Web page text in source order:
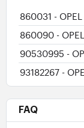
860031 - OPEL
860090 - OPEL
90530995 -
93182267 -
FAQ